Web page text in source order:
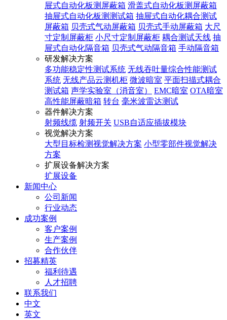
屉式自动化板测屏蔽箱 滑盖式自动化板测屏蔽箱
抽屉式自动化板测测试箱 抽屉式自动化耦合测试
屏蔽箱 贝壳式气动屏蔽箱 贝壳式手动屏蔽箱 大尺
寸定制屏蔽柜 小尺寸定制屏蔽柜 耦合测试天线 抽
屉式自动化隔音箱 贝壳式气动隔音箱 手动隔音箱
研发解决方案
多功能稳定性测试系统 无线吞吐量综合性能测试
系统 无线产品云测机柜 微波暗室 平面扫描式耦合
测试箱 声学实验室（消音室） EMC暗室 OTA暗室
高性能屏蔽暗箱 转台 毫米波雷达测试
器件解决方案
射频线缆 射频开关 USB自适应插拔模块
视觉解决方案
大型目标检测视觉解决方案 小型零部件视觉解决
方案
扩展设备解决方案
扩展设备
新闻中心
公司新闻
行业动态
成功案例
客户案例
生产案例
合作伙伴
招募精英
福利待遇
人才招聘
联系我们
中文
英文